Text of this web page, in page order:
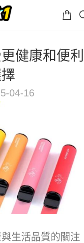
健康和便利
04-16
生活品質的關注